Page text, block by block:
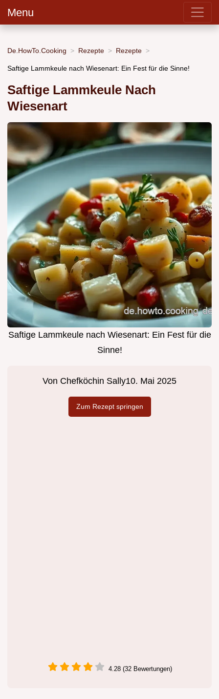
Menu
De.HowTo.Cooking Rezepte Rezepte
Saftige Lammkeule nach Wiesenart: Ein Fest für die Sinne!
Saftige Lammkeule Nach
Wiesenart
Saftige Lammkeule nach Wiesenart: Ein Fest für die
Sinne!
Von Chefköchin Sally10. Mai 2025
Zum Rezept springen
4.28 (32 Bewertungen)